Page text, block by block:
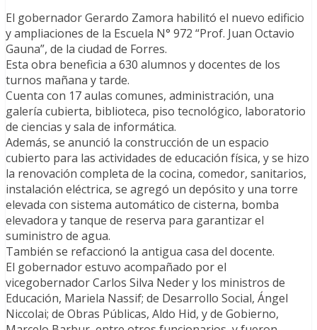
El gobernador Gerardo Zamora habilitó el nuevo edificio
y ampliaciones de la Escuela N° 972 “Prof. Juan Octavio
Gauna”, de la ciudad de Forres.
Esta obra beneficia a 630 alumnos y docentes de los
turnos mañana y tarde.
Cuenta con 17 aulas comunes, administración, una
galería cubierta, biblioteca, piso tecnológico, laboratorio
de ciencias y sala de informática.
Además, se anunció la construcción de un espacio
cubierto para las actividades de educación física, y se hizo
la renovación completa de la cocina, comedor, sanitarios,
instalación eléctrica, se agregó un depósito y una torre
elevada con sistema automático de cisterna, bomba
elevadora y tanque de reserva para garantizar el
suministro de agua.
También se refaccionó la antigua casa del docente.
El gobernador estuvo acompañado por el
vicegobernador Carlos Silva Neder y los ministros de
Educación, Mariela Nassif; de Desarrollo Social, Ángel
Niccolai; de Obras Públicas, Aldo Hid, y de Gobierno,